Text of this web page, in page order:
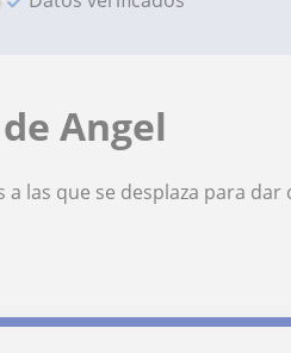
Angel
a las que se desplaza para dar